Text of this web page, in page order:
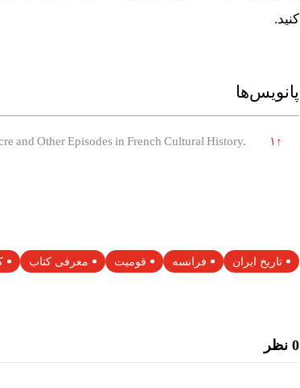
کنید.
پانویس‌ها
↑ ۱
and Other Episodes in French Cultural History.
تاریخ ایران فرانسه قومیت معرفی کتاب
0 نظر